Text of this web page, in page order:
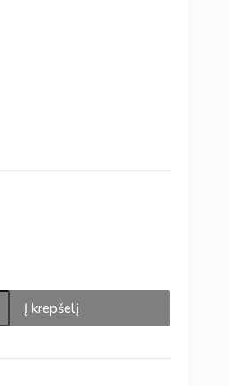
Į krepšelį